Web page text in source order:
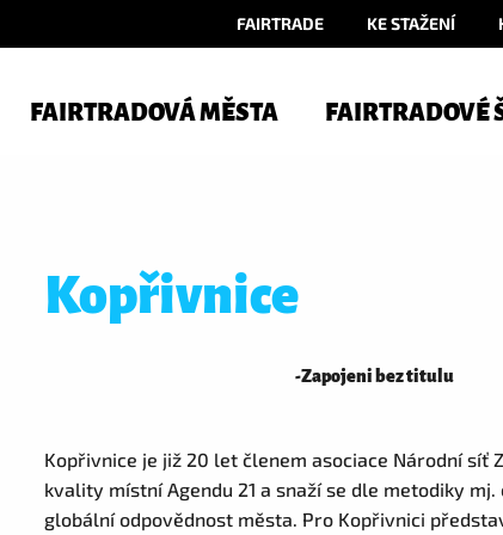
FAIRTRADE KE STAŽENÍ
FAIRTRADOVÁ MĚSTA FAIRTRADOVÉ
Kopřivnice
-Zapojeni bez titulu
Kopřivnice je již 20 let členem asociace Národní síť
kvality místní Agendu 21 a snaží se dle metodiky
globální odpovědnost města. Pro Kopřivnici